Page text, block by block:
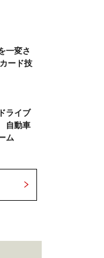
一変さ
ード技
ライブ
自動車
ム